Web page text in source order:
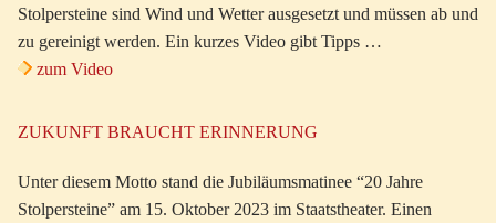
Stolpersteine sind Wind und Wetter ausgesetzt und müssen ab und
zu gereinigt werden. Ein kurzes Video gibt Tipps …
zum Video
ZUKUNFT BRAUCHT ERINNERUNG
Unter diesem Motto stand die Jubiläumsmatinee “20 Jahre
Stolpersteine” am 15. Oktober 2023 im Staatstheater. Einen